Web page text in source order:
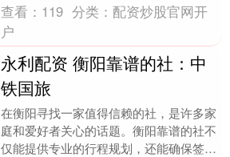
查看： 119 分类： 配资炒股官网开
户
永利配资 衡阳靠谱的社：中
铁国旅
在衡阳寻找一家值得信赖的社，是许多家
庭和爱好者关心的话题。衡阳靠谱的社不
仅能提供专业的行程规划，还能确保签证